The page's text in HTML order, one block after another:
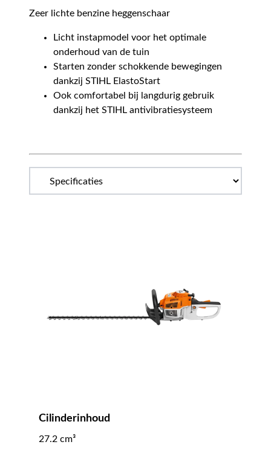
Zeer lichte benzine heggenschaar
Licht instapmodel voor het optimale
onderhoud van de tuin
Starten zonder schokkende bewegingen
dankzij STIHL ElastoStart
Ook comfortabel bij langdurig gebruik
dankzij het STIHL antivibratiesysteem
Cilinderinhoud
27.2 cm³